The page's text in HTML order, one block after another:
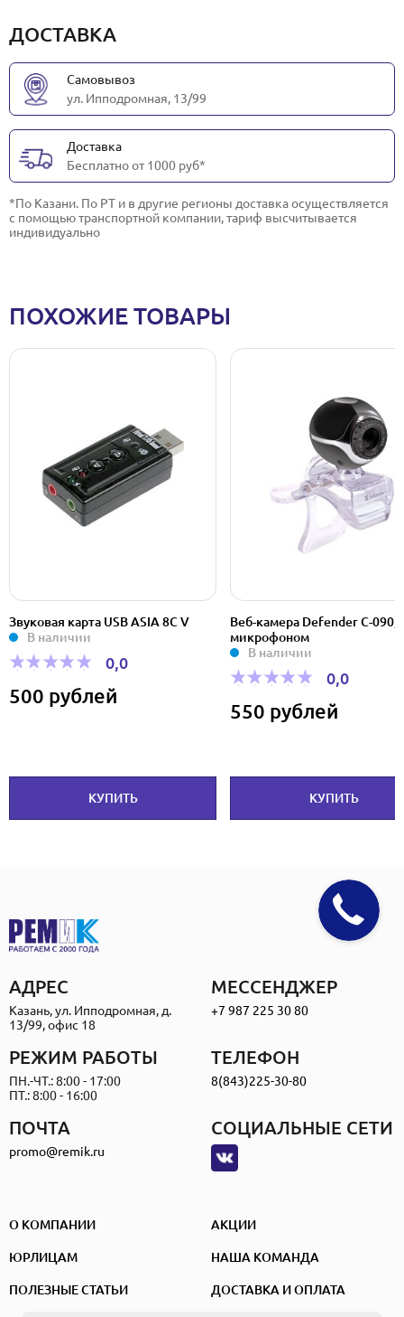
ДОСТАВКА
Самовывоз
ул. Ипподромная, 13/99
Доставка
Бесплатно от 1000 руб*
*По Казани. По РТ и в другие регионы доставка осуществляется
с помощью транспортной компании, тариф высчитывается
индивидуально
ПОХОЖИЕ ТОВАРЫ
Звуковая карта USB ASIA 8C V
В наличии
0,0
500 рублей
КУПИТЬ
Веб-камера Defender C-090,
микрофоном
В наличии
0,0
550 рублей
КУПИТЬ
АДРЕС
Казань, ул. Ипподромная, д.
13/99, офис 18
МЕССЕНДЖЕР
+7 987 225 30 80
ПОЧТА
promo@remik.ru
РЕЖИМ РАБОТЫ
ПН.-ЧТ.: 8:00 - 17:00
ПТ.: 8:00 - 16:00
ТЕЛЕФОН
8(843)225-30-80
СОЦИАЛЬНЫЕ СЕТИ
О КОМПАНИИ АКЦИИ
ЮРЛИЦАМ НАША КОМАНДА
ПОЛЕЗНЫЕ СТАТЬИ ДОСТАВКА И ОПЛАТА